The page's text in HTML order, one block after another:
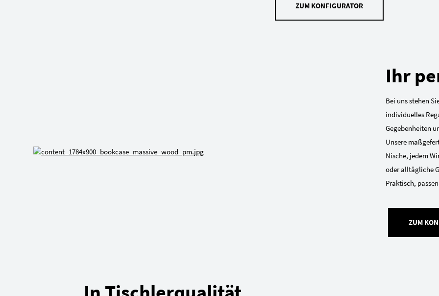
ZUM KONFIGURATOR
Ihr
Bei uns stehen
individuelles
Gegebenheiten
Unsere
Nische, jedem
oder alltägliche
Praktisch,
ZUM